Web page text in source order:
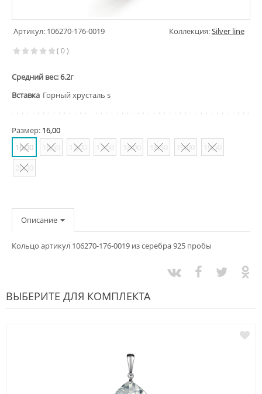
Артикул: 106270-176-0019 Коллекция:Silver line
( 0 )
Средний вес: 6.2г
Вставка Горный хрусталь s
Размер: 16,00
16,00
16,50 17,00 17,50 18,00 18,50 19,00
19,50
20,00
Описание
Кольцо артикул 106270-176-0019 из серебра 925 пробы
ВЫБЕРИТЕ ДЛЯ КОМПЛЕКТА